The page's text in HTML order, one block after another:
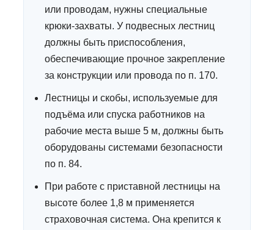
или проводам, нужны специальные
крюки-захваты. У подвесных лестниц
должны быть приспособления,
обеспечивающие прочное закрепление
за конструкции или провода по п. 170.
Лестницы и скобы, используемые для
подъёма или спуска работников на
рабочие места выше 5 м, должны быть
оборудованы системами безопасности
по п. 84.
При работе с приставной лестницы на
высоте более 1,8 м применяется
страховочная система. Она крепится к